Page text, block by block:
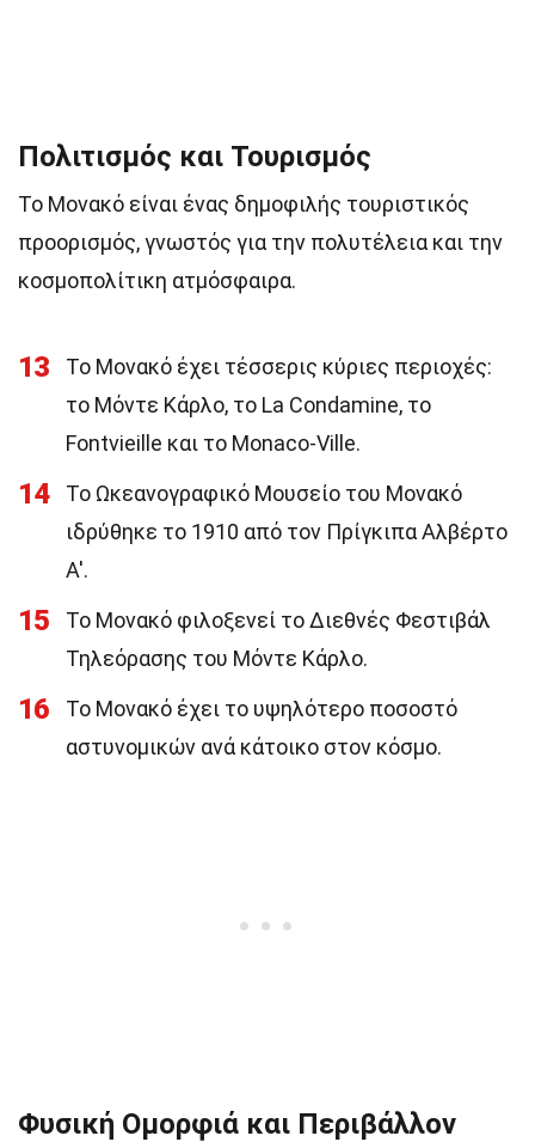
Πολιτισμός και Τουρισμός
Το Μονακό είναι ένας δημοφιλής τουριστικός
προορισμός, γνωστός για την πολυτέλεια και την
κοσμοπολίτικη ατμόσφαιρα.
13
Το Μονακό έχει τέσσερις κύριες περιοχές:
το Μόντε Κάρλο, το La Condamine, το
Fontvieille και το Monaco-Ville.
14
Το Ωκεανογραφικό Μουσείο του Μονακό
ιδρύθηκε το 1910 από τον Πρίγκιπα Αλβέρτο
Α'.
15
Το Μονακό φιλοξενεί το Διεθνές Φεστιβάλ
Τηλεόρασης του Μόντε Κάρλο.
16
Το Μονακό έχει το υψηλότερο ποσοστό
αστυνομικών ανά κάτοικο στον κόσμο.
Φυσική Ομορφιά και Περιβάλλον